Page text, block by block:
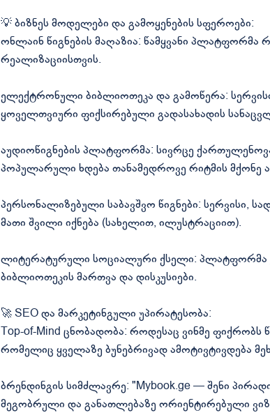
💡 ბიზნეს მოდელები და გამოყენების სფეროები:
ონლაინ წიგნების მაღაზია: წამყვანი
რეალიზაციისთვის.
ელექტრონული ბიბლიოთეკა და გამოწერა:
ყოველთვიური ფიქსირებული გადასახადის
აუდიოწიგნების პლატფორმა: სივრცე
პოპულარული ხდება თანამედროვე რიტმის მქონე
პერსონალიზებული საბავშვო წიგნები: სერვისი,
მათი შვილი იქნება (სახელით, ილუსტრაციით).
ლიტერატურული სოციალური ქსელი: პლატფორმა
ბიბლიოთეკის მართვა და დისკუსიები.
🚀 SEO და მარკეტინგული უპირატესობა:
Top-of-Mind ცნობადობა: როდესაც ვინმე ფიქრობს
რომელიც ყველაზე ბუნებრივად ამოტივტივდება
ბრენდინგის სიმძლავრე: "Mybook.ge — შენი
მეგობრული და განათლებაზე ორიენტირებული